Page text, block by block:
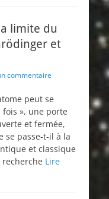
limite du
et
commentaire
peut se
», une porte
et fermée,
se passe-t-il à la
et classique
recherche Lire